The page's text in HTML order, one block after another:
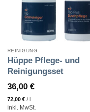
REINIGUNG
Hüppe Pflege- und
Reinigungsset
36,00 €
72,00 €/ l
inkl. MwSt.